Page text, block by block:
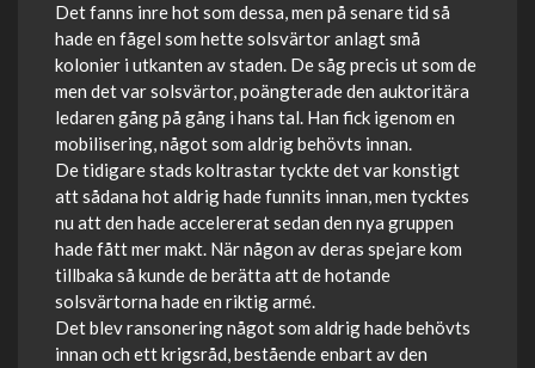
Det fanns inre hot som dessa, men på senare tid så
hade en fågel som hette solsvärtor anlagt små
kolonier i utkanten av staden. De såg precis ut som de
men det var solsvärtor, poängterade den auktoritära
ledaren gång på gång i hans tal. Han fick igenom en
mobilisering, något som aldrig behövts innan.
De tidigare stads koltrastar tyckte det var konstigt
att sådana hot aldrig hade funnits innan, men tycktes
nu att den hade accelererat sedan den nya gruppen
hade fått mer makt. När någon av deras spejare kom
tillbaka så kunde de berätta att de hotande
solsvärtorna hade en riktig armé.
Det blev ransonering något som aldrig hade behövts
innan och ett krigsråd, bestående enbart av den